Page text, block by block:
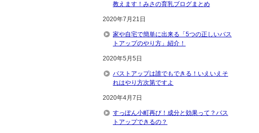
教えます！みさの育乳ブログまとめ
2020年7月21日
家や自宅で簡単に出来る「5つの正しいバス
トアップのやり方」紹介！
2020年5月5日
バストアップは誰でもできる！いえいえそ
れはやり方次第ですよ
2020年4月7日
すっぽん小町再び！成分と効果って？バス
トアップできるの？